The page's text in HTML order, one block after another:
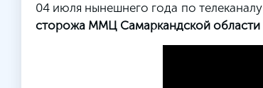
04 июля нынешнего года по телеканалу
сторожа ММЦ Самаркандской области